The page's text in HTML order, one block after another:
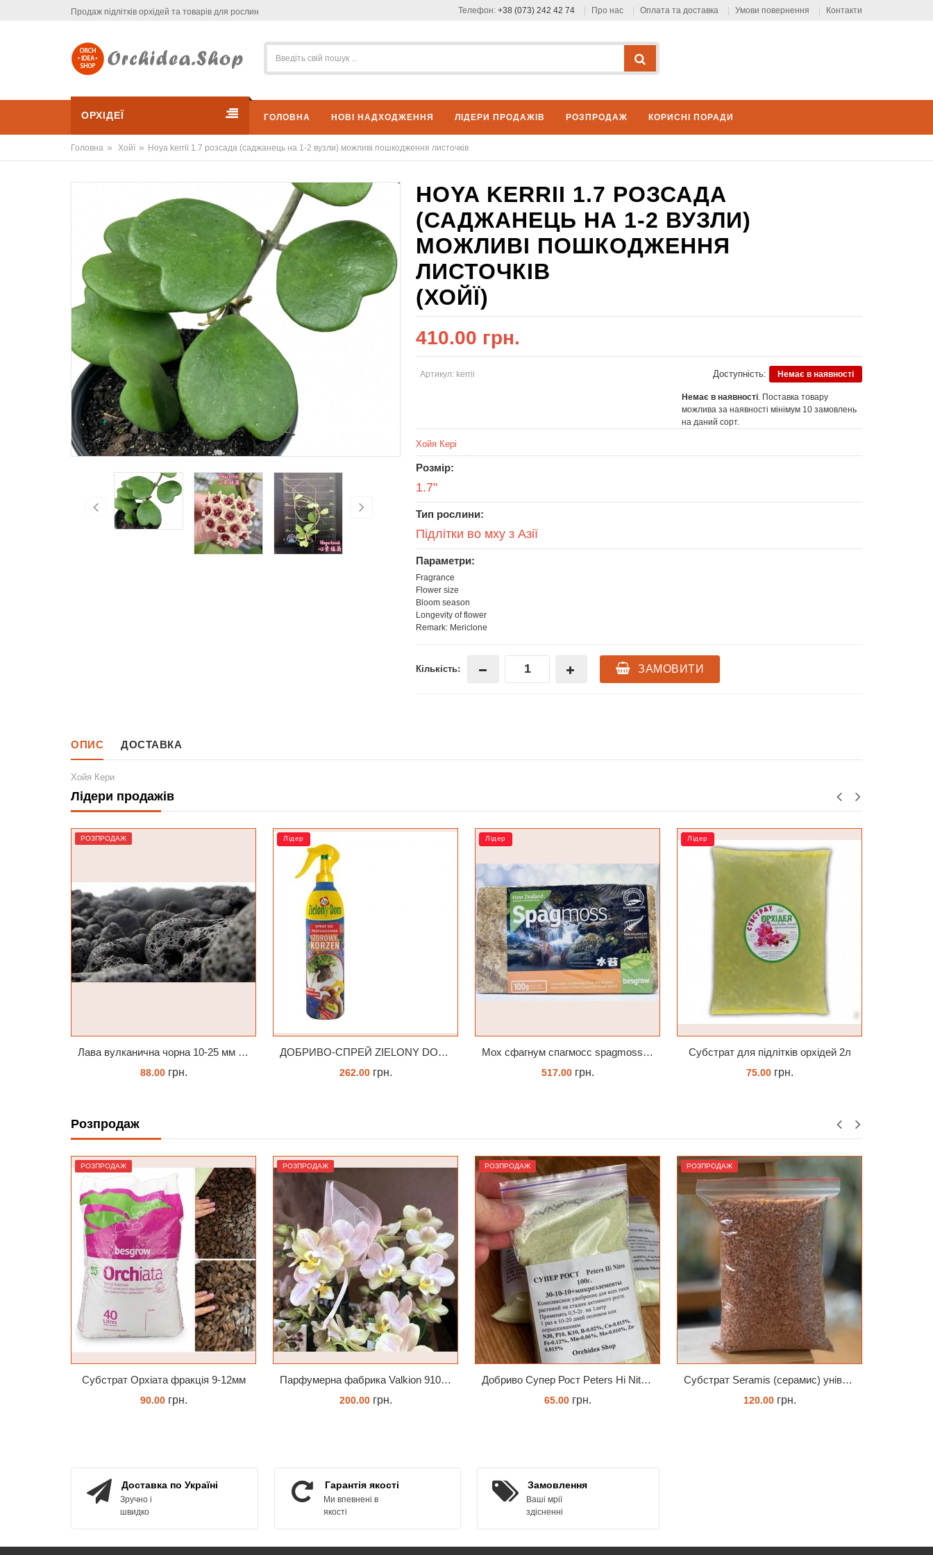
Продаж підлітків орхідей та товарів для рослин Телефон: +38 (073) 242 42 74 Про нас Оплата та доставка Умови повернення Контакти
ОРХІДЕЇ ГОЛОВНА НОВІ НАДХОДЖЕННЯ ЛІДЕРИ ПРОДАЖІВ РОЗПРОДАЖ КОРИСНІ ПОРАДИ
Головна » Хойї » Hoya kerrii 1.7 розсада (саджанець на 1-2 вузли) можливі пошкодження листочків
HOYA KERRII 1.7 РОЗСАДА
(САДЖАНЕЦЬ НА 1-2 ВУЗЛИ)
МОЖЛИВІ ПОШКОДЖЕННЯ
ЛИСТОЧКІВ
(ХОЙЇ)
410.00 грн.
Артикул: kerrii Доступність: Немає в наявності
Немає в наявності. Поставка товару
можлива за наявності мінімум 10 замовлень
на даний сорт.
Хойя Кері
Розмір:
1.7"
Тип рослини:
Підлітки во мху з Азії
Параметри:
Fragrance
Flower size
Bloom season
Longevity of flower
Remark: Mericlone
Кількість: ЗАМОВИТИ
ОПИС ДОСТАВКА
Хойя Кери
Лідери продажів
Лідер
ДОБРИВО-СПРЕЙ ZIELONY DOM ZDROWY KORZEŃ ЗЕЛЕНИЙ ДІМ ЗДОРОВИЙ КОРІНЬ 300МЛ
262.00грн.
Лідер
Мох сфагнум спагмосс spagmoss besgrow прессований новозеландський. Заводське пакування 100 грамм
517.00грн.
Лідер
Субстрат для підлітків орхідей 2л
75.00 грн.
Лідер
Зажим TopDreams Стрекоза для крепления цветоноса орхидеи
8.00 грн.
Розпродаж
РОЗПРОДАЖ
Субстрат Орхіата фракція 9-12мм
90.00грн.
РОЗПРОДАЖ
Парфумерна фабрика Valkion 9102 1.7 (торфстакан) реанімашка
200.00грн.
РОЗПРОДАЖ
Добриво Супер Рост Peters Hi Nitro 30-10-10 + мікроелементи
65.00грн.
РОЗПРОДАЖ
Субстрат Seramis (серамис) універсальний - гранульована глина стандартного разміра для всіх рослин 1 л
120.00грн.
Доставка по Україні
Зручно і
швидко
Гарантія якості
Ми впевнені в
якості
Замовлення
Ваші мрії
здісненні